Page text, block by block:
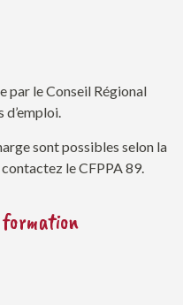
par le Conseil Régional
d’emploi.
sont possibles selon la
le CFPPA 89.
formation